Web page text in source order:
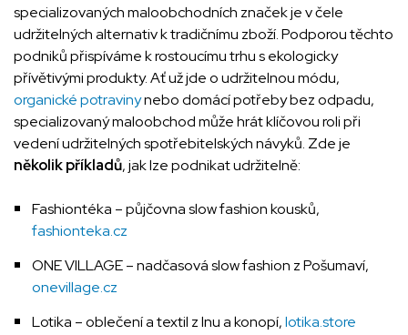
specializovaných maloobchodních značek je v čele
udržitelných alternativ k tradičnímu zboží. Podporou těchto
podniků přispíváme k rostoucímu trhu s ekologicky
přívětivými produkty. Ať už jde o udržitelnou módu,
organické potravinynebo domácí potřeby bez odpadu,
specializovaný maloobchod může hrát klíčovou roli při
vedení udržitelných spotřebitelských návyků. Zde je
několik příkladů, jak lze podnikat udržitelně:
Fashiontéka – půjčovna slow fashion kousků,
fashionteka.cz
ONE VILLAGE – nadčasová slow fashion z Pošumaví,
onevillage.cz
Lotika – oblečení a textil z lnu a konopí,lotika.store